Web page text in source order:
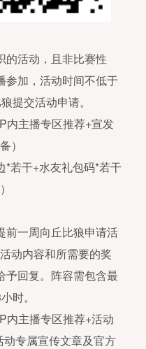
的活动，且非比赛性
参加，活动时间不低于
提交活动申请。
内主播专区推荐+宣发
）
*若干+水友礼包码*若干
前一周向丘比狼申请活
动内容和所需要的奖
予回复。阵容需包含最
时。
内主播专区推荐+活动
专属宣传文章及官方